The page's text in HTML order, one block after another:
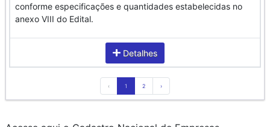
conforme especificações e quantidades estabelecidas no
anexo VIII do Edital.
Detalhes
‹ 1 2 ›